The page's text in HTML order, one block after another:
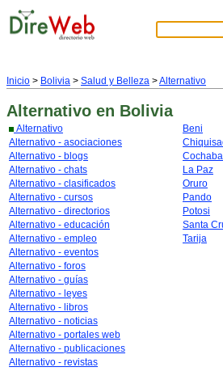
Inicio > Bolivia > Salud y Belleza >Alternativo
Alternativo en Bolivia
Alternativo
Alternativo - asociaciones
Alternativo - blogs
Alternativo - chats
Alternativo - clasificados
Alternativo - cursos
Alternativo - directorios
Alternativo - educación
Alternativo - empleo
Alternativo - eventos
Alternativo - foros
Alternativo - guías
Alternativo - leyes
Alternativo - libros
Alternativo - noticias
Alternativo - portales web
Alternativo - publicaciones
Alternativo - revistas
Beni
La Paz
Oruro
Pando
Potosi
Santa
Tarija